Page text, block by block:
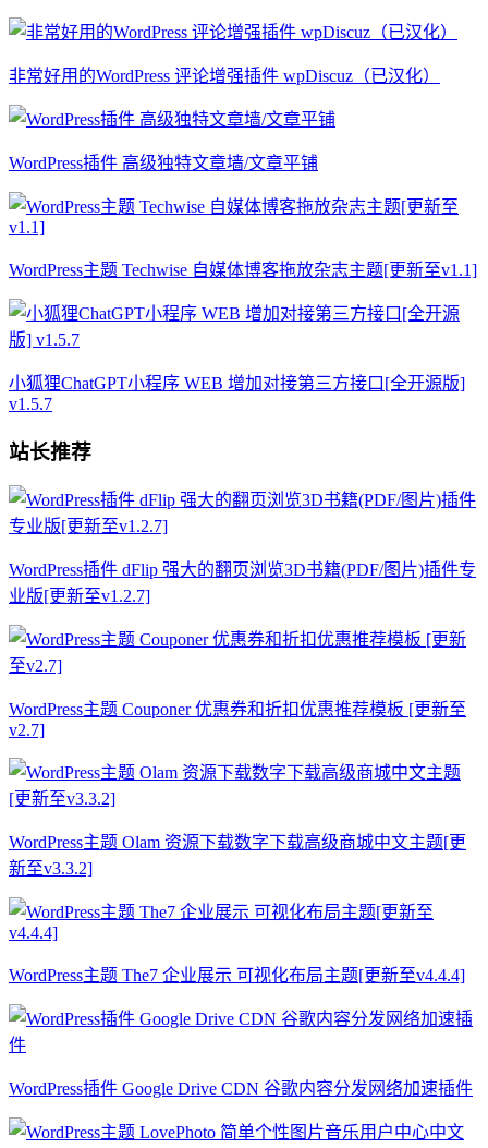
非常好用的WordPress 评论增强插件 wpDiscuz（已汉化）
WordPress插件 高级独特文章墙/文章平铺
WordPress主题 Techwise 自媒体博客拖放杂志主题[更新至v1.1]
小狐狸ChatGPT小程序 WEB 增加对接第三方接口[全开源版]
v1.5.7
站长推荐
WordPress插件 dFlip 强大的翻页浏览3D书籍(PDF/图片)插件专
业版[更新至v1.2.7]
WordPress主题 Couponer 优惠券和折扣优惠推荐模板 [更新至
v2.7]
WordPress主题 Olam 资源下载数字下载高级商城中文主题[更
新至v3.3.2]
WordPress主题 The7 企业展示 可视化布局主题[更新至v4.4.4]
WordPress插件 Google Drive CDN 谷歌内容分发网络加速插件